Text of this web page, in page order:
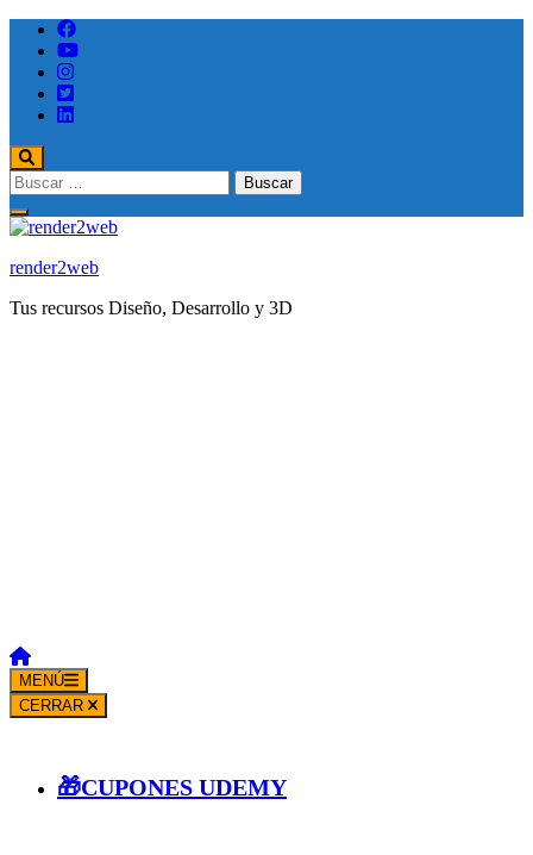
Saltar
contenido
(presione
Entrar)
Buscar:
render2web
Tus recursos Diseño, Desarrollo y 3D
MENÚ
CERRAR
🎁CUPONES UDEMY